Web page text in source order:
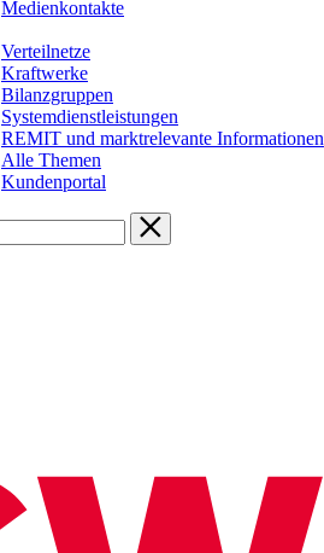
Medienkontakte
Verteilnetze
Kraftwerke
Bilanzgruppen
Systemdienstleistungen
REMIT und marktrelevante Informationen
Alle Themen
Kundenportal